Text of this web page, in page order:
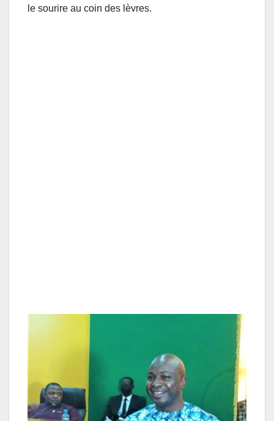
le sourire au coin des lèvres.